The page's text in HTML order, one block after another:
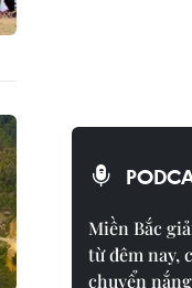
Miền Bắc
từ đêm nay,
chuyển